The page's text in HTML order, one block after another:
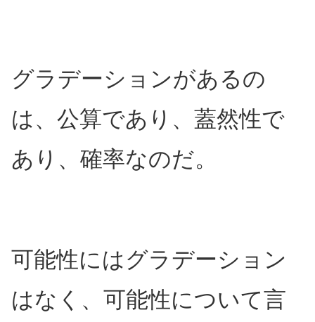
グラデーションがあるの
は、公算であり、蓋然性で
あり、確率なのだ。
可能性にはグラデーション
はなく、可能性について言